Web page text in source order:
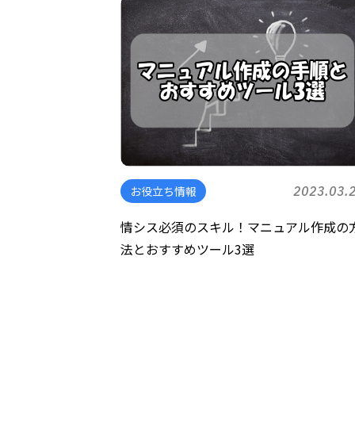
お役立ち情報
情シス必須のスキル！マニュアル作成の
法とおすすめツール3選